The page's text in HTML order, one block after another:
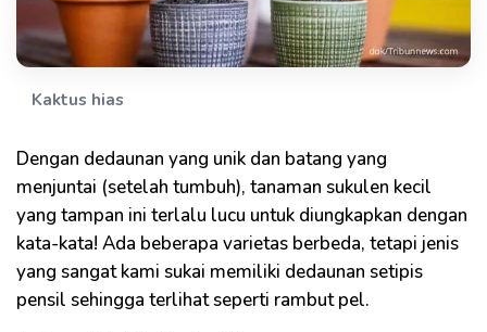
Kaktus hias
Dengan dedaunan yang unik dan batang yang
menjuntai (setelah tumbuh), tanaman sukulen kecil
yang tampan ini terlalu lucu untuk diungkapkan dengan
kata-kata! Ada beberapa varietas berbeda, tetapi jenis
yang sangat kami sukai memiliki dedaunan setipis
pensil sehingga terlihat seperti rambut pel.